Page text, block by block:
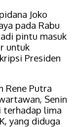
Joko
pada Rabu
pintu masuk
untuk
Presiden
Rene Putra
Senin
lima
yang diduga